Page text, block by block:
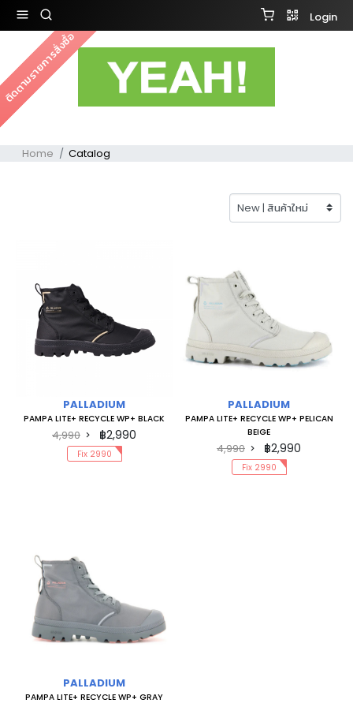
Login
ติดตามรายการสั่งซื้อ
Home Catalog
PALLADIUM
PAMPA LITE+ RECYCLE WP+ BLACK
4,990 ฿2,990
Fix 2990
PALLADIUM
PAMPA LITE+ RECYCLE WP+ PELICAN
BEIGE
4,990 ฿2,990
Fix 2990
PALLADIUM
PAMPA LITE+ RECYCLE WP+ GRAY